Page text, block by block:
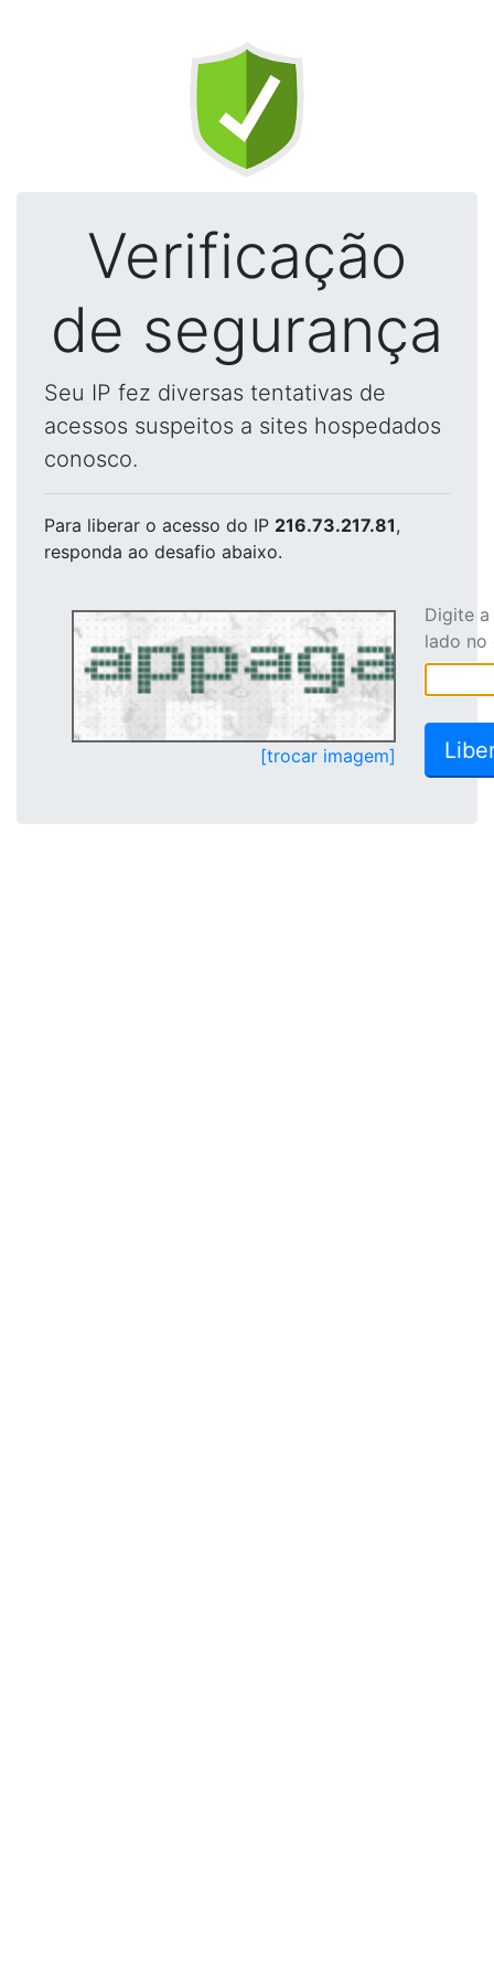
Verificação
de segurança
Seu IP fez diversas tentativas de
acessos suspeitos a sites hospedados
conosco.
Para liberar o acesso do IP 216.73.217.81,
responda ao desafio abaixo.
[trocar imagem]
Digite
lado no